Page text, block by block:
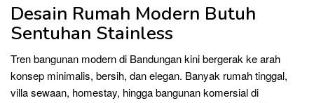
Desain Rumah Modern Butuh
Sentuhan Stainless
Tren bangunan modern di Bandungan kini bergerak ke arah
konsep minimalis, bersih, dan elegan. Banyak rumah tinggal,
villa sewaan, homestay, hingga bangunan komersial di